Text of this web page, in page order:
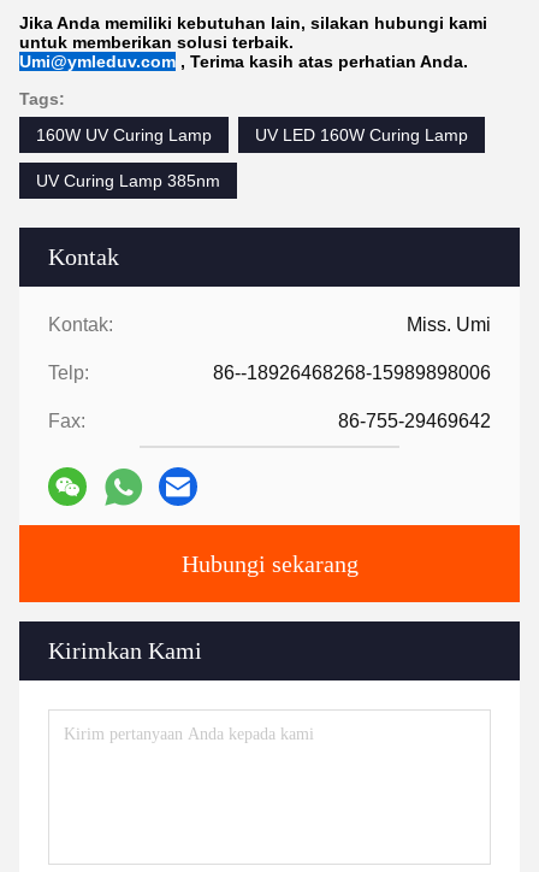
Kontak
Kontak: Miss. Umi
Telp: 86--18926468268-15989898006
Fax: 86-755-29469642
Hubungi sekarang
Kirimkan Kami
Jika Anda memiliki kebutuhan lain, silakan hubungi kami
untuk memberikan solusi terbaik.
Umi@ymleduv.com , Terima kasih atas perhatian Anda.
Tags:
160W UV Curing Lamp
UV LED 160W Curing Lamp
UV Curing Lamp 385nm